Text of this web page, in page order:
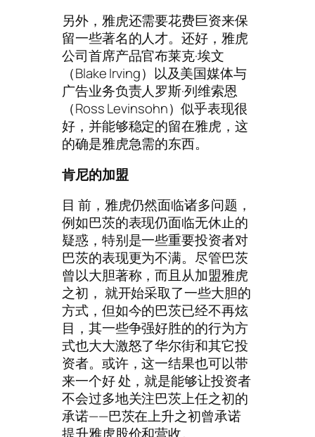
另外，雅虎还需要花费巨资来保
留一些著名的人才。还好，雅虎
公司首席产品官布莱克·埃文
（Blake Irving）以及美国媒体与
广告业务负责人罗斯·列维索恩
（Ross Levinsohn）似乎表现很
好，并能够稳定的留在雅虎，这
的确是雅虎急需的东西。
肯尼的加盟
目 前，雅虎仍然面临诸多问题，
例如巴茨的表现仍面临无休止的
疑惑，特别是一些重要投资者对
巴茨的表现更为不满。尽管巴茨
曾以大胆著称，而且从加盟雅虎
之初， 就开始采取了一些大胆的
方式，但如今的巴茨已经不再炫
目，其一些争强好胜的的行为方
式也大大激怒了华尔街和其它投
资者。或许，这一结果也可以带
来一个好 处，就是能够让投资者
不会过多地关注巴茨上任之初的
承诺——巴茨在上升之初曾承诺